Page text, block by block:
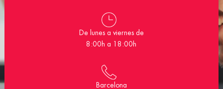
De lunes a viernes de
8:00h a 18:00h
Barcelona